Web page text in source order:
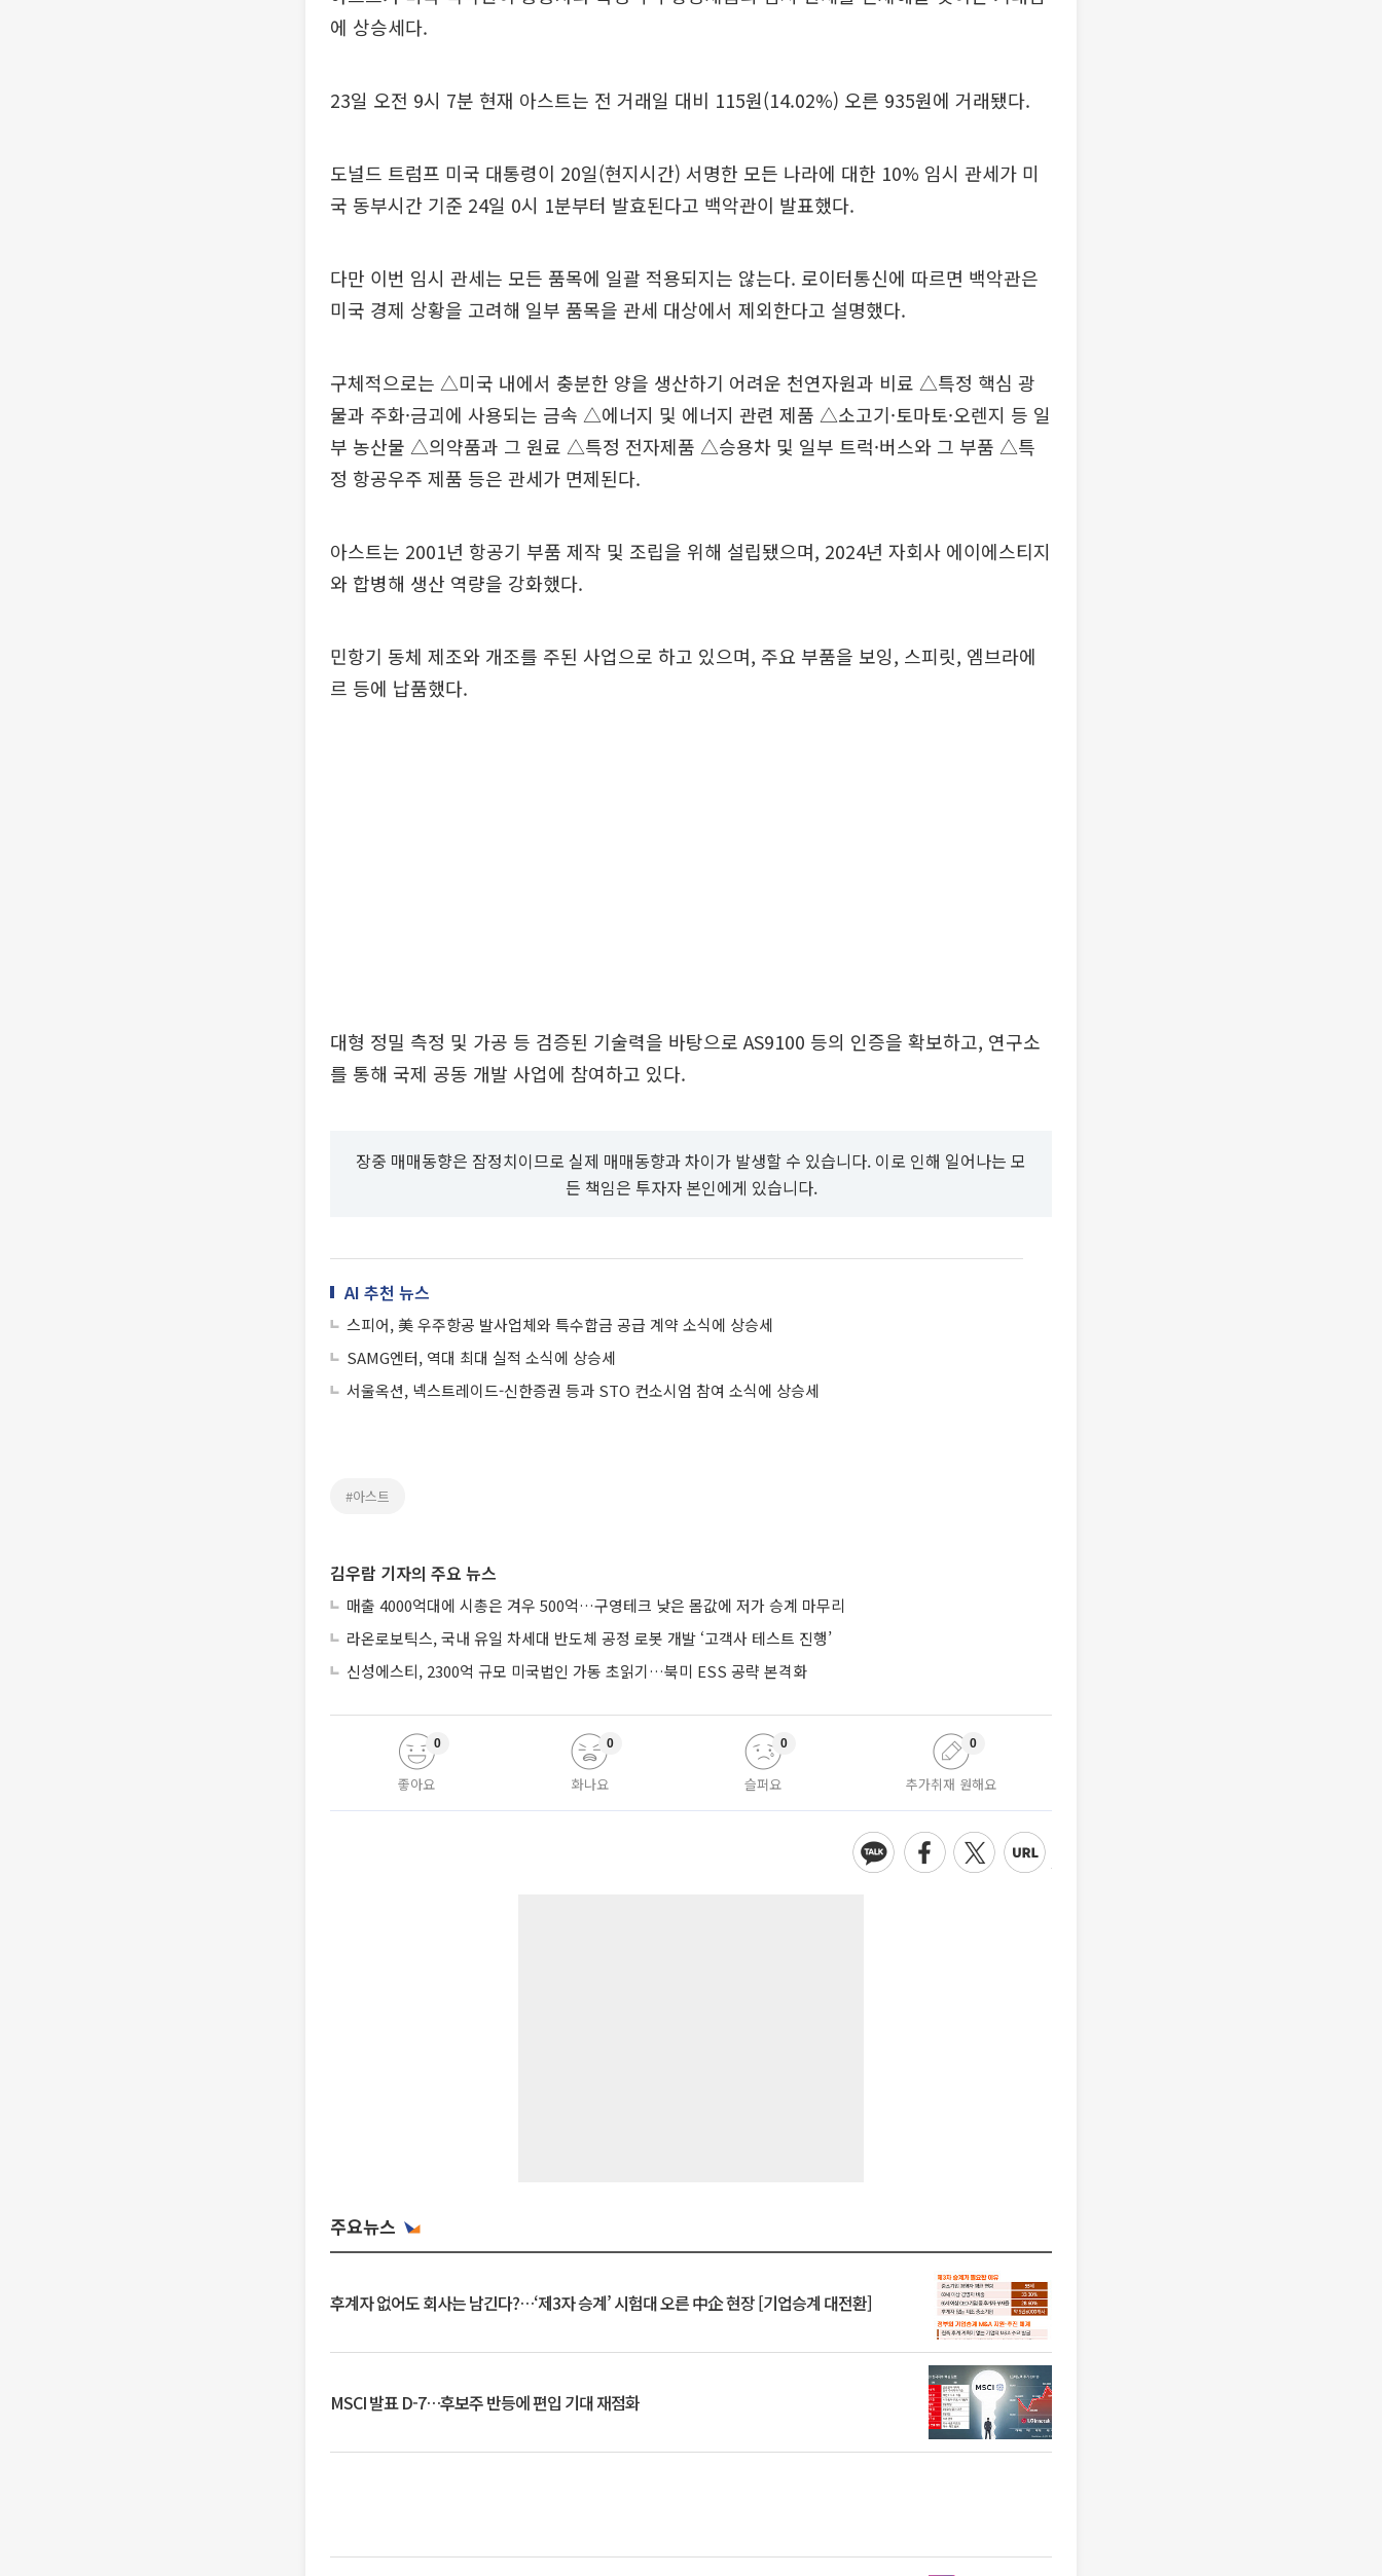
에 상승세다.
23일 오전 9시 7분 현재 아스트는 전 거래일 대비 115원(14.02%) 오른 935원에 거래됐다.
도널드 트럼프 미국 대통령이 20일(현지시간) 서명한 모든 나라에 대한 10% 임시 관세가 미
국 동부시간 기준 24일 0시 1분부터 발효된다고 백악관이 발표했다.
다만 이번 임시 관세는 모든 품목에 일괄 적용되지는 않는다. 로이터통신에 따르면 백악관은
미국 경제 상황을 고려해 일부 품목을 관세 대상에서 제외한다고 설명했다.
구체적으로는 △미국 내에서 충분한 양을 생산하기 어려운 천연자원과 비료 △특정 핵심 광
물과 주화·금괴에 사용되는 금속 △에너지 및 에너지 관련 제품 △소고기·토마토·오렌지 등 일
부 농산물 △의약품과 그 원료 △특정 전자제품 △승용차 및 일부 트럭·버스와 그 부품 △특
정 항공우주 제품 등은 관세가 면제된다.
아스트는 2001년 항공기 부품 제작 및 조립을 위해 설립됐으며, 2024년 자회사 에이에스티지
와 합병해 생산 역량을 강화했다.
민항기 동체 제조와 개조를 주된 사업으로 하고 있으며, 주요 부품을 보잉, 스피릿, 엠브라에
르 등에 납품했다.
대형 정밀 측정 및 가공 등 검증된 기술력을 바탕으로 AS9100 등의 인증을 확보하고, 연구소
를 통해 국제 공동 개발 사업에 참여하고 있다.
장중 매매동향은 잠정치이므로 실제 매매동향과 차이가 발생할 수 있습니다. 이로 인해 일어나는 모
든 책임은 투자자 본인에게 있습니다.
AI 추천 뉴스
스피어, 美 우주항공 발사업체와 특수합금 공급 계약 소식에 상승세
SAMG엔터, 역대 최대 실적 소식에 상승세
서울옥션, 넥스트레이드-신한증권 등과 STO 컨소시엄 참여 소식에 상승세
#아스트
김우람 기자의 주요 뉴스
매출 4000억대에 시총은 겨우 500억…구영테크 낮은 몸값에 저가 승계 마무리
라온로보틱스, 국내 유일 차세대 반도체 공정 로봇 개발 ‘고객사 테스트 진행’
신성에스티, 2300억 규모 미국법인 가동 초읽기…북미 ESS 공략 본격화
좋아요
0
화나요
0
슬퍼요
0
추가취재 원해요
0
주요뉴스
후계자 없어도 회사는 남긴다?…‘제3자 승계’ 시험대 오른 中企 현장 [기업승계 대전환]
MSCI 발표 D-7…후보주 반등에 편입 기대 재점화